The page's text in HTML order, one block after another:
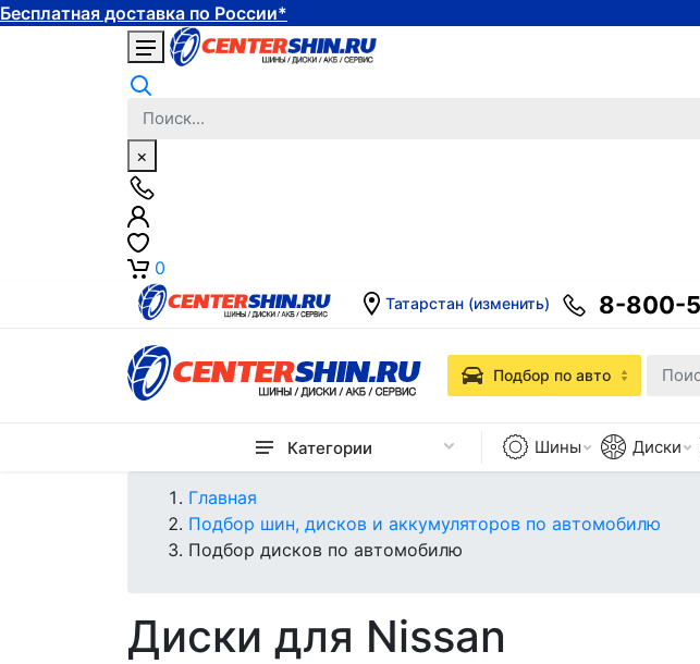
Бесплатная доставка по России*
×
0
Татарстан (изменить) 8-800-
Категории Шины Диски
Подбор по авто
Главная
Подбор шин, дисков и аккумуляторов по автомобилю
Подбор дисков по автомобилю
Диски для Nissan